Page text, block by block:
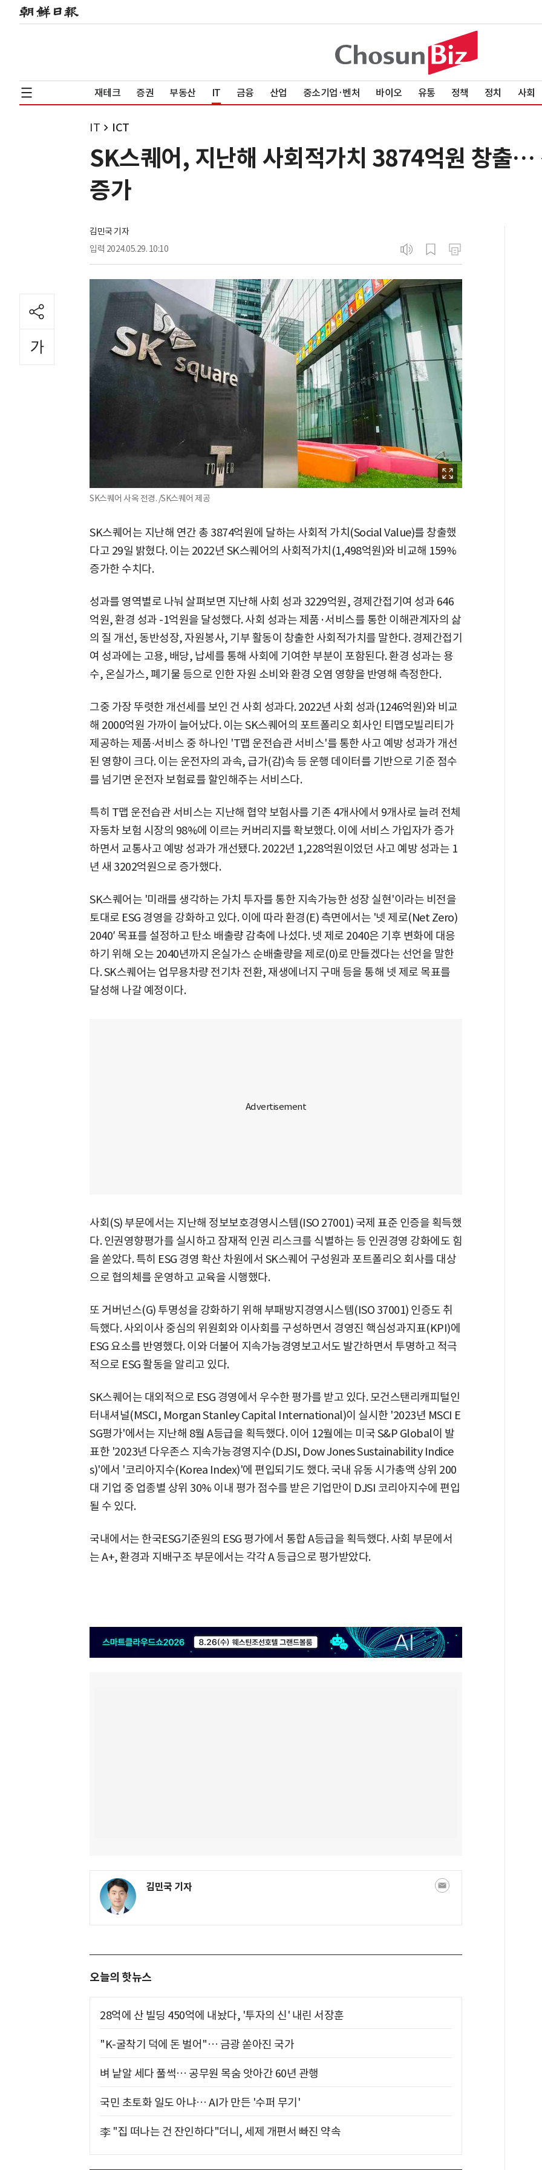
재테크 증권 부동산 IT 금융 산업 중소기업·벤처 바이오 유통 정책 정치 사회
IT ICT
SK스퀘어, 지난해 사회적가치 3874억원 창출
증가
김민국 기자
입력 2024.05.29. 10:10
SK스퀘어 사옥 전경. /SK스퀘어 제공
SK스퀘어는 지난해 연간 총 3874억원에 달하는 사회적 가치(Social Value)를 창출했
다고 29일 밝혔다. 이는 2022년 SK스퀘어의 사회적가치(1,498억원)와 비교해 159%
증가한 수치다.
성과를 영역별로 나눠 살펴보면 지난해 사회 성과 3229억원, 경제간접기여 성과 646
억원, 환경 성과 -1억원을 달성했다. 사회 성과는 제품·서비스를 통한 이해관계자의 삶
의 질 개선, 동반성장, 자원봉사, 기부 활동이 창출한 사회적가치를 말한다. 경제간접기
여 성과에는 고용, 배당, 납세를 통해 사회에 기여한 부분이 포함된다. 환경 성과는 용
수, 온실가스, 폐기물 등으로 인한 자원 소비와 환경 오염 영향을 반영해 측정한다.
그중 가장 뚜렷한 개선세를 보인 건 사회 성과다. 2022년 사회 성과(1246억원)와 비교
해 2000억원 가까이 늘어났다. 이는 SK스퀘어의 포트폴리오 회사인 티맵모빌리티가
제공하는 제품∙서비스 중 하나인 'T맵 운전습관 서비스'를 통한 사고 예방 성과가 개선
된 영향이 크다. 이는 운전자의 과속, 급가(감)속 등 운행 데이터를 기반으로 기준 점수
를 넘기면 운전자 보험료를 할인해주는 서비스다.
특히 T맵 운전습관 서비스는 지난해 협약 보험사를 기존 4개사에서 9개사로 늘려 전체
자동차 보험 시장의 98%에 이르는 커버리지를 확보했다. 이에 서비스 가입자가 증가
하면서 교통사고 예방 성과가 개선됐다. 2022년 1,228억원이었던 사고 예방 성과는 1
년 새 3202억원으로 증가했다.
SK스퀘어는 '미래를 생각하는 가치 투자를 통한 지속가능한 성장 실현'이라는 비전을
토대로 ESG 경영을 강화하고 있다. 이에 따라 환경(E) 측면에서는 '넷 제로(Net Zero)
2040′ 목표를 설정하고 탄소 배출량 감축에 나섰다. 넷 제로 2040은 기후 변화에 대응
하기 위해 오는 2040년까지 온실가스 순배출량을 제로(0)로 만들겠다는 선언을 말한
다. SK스퀘어는 업무용차량 전기차 전환, 재생에너지 구매 등을 통해 넷 제로 목표를
달성해 나갈 예정이다.
사회(S) 부문에서는 지난해 정보보호경영시스템(ISO 27001) 국제 표준 인증을 획득했
다. 인권영향평가를 실시하고 잠재적 인권 리스크를 식별하는 등 인권경영 강화에도 힘
을 쏟았다. 특히 ESG 경영 확산 차원에서 SK스퀘어 구성원과 포트폴리오 회사를 대상
으로 협의체를 운영하고 교육을 시행했다.
또 거버넌스(G) 투명성을 강화하기 위해 부패방지경영시스템(ISO 37001) 인증도 취
득했다. 사외이사 중심의 위원회와 이사회를 구성하면서 경영진 핵심성과지표(KPI)에
ESG 요소를 반영했다. 이와 더불어 지속가능경영보고서도 발간하면서 투명하고 적극
적으로 ESG 활동을 알리고 있다.
SK스퀘어는 대외적으로 ESG 경영에서 우수한 평가를 받고 있다. 모건스탠리캐피털인
터내셔널(MSCI, Morgan Stanley Capital International)이 실시한 '2023년 MSCI E
SG평가'에서는 지난해 8월 A등급을 획득했다. 이어 12월에는 미국 S&P Global이 발
표한 '2023년 다우존스 지속가능경영지수(DJSI, Dow Jones Sustainability Indice
s)'에서 '코리아지수(Korea Index)'에 편입되기도 했다. 국내 유동 시가총액 상위 200
대 기업 중 업종별 상위 30% 이내 평가 점수를 받은 기업만이 DJSI 코리아지수에 편입
될 수 있다.
국내에서는 한국ESG기준원의 ESG 평가에서 통합 A등급을 획득했다. 사회 부문에서
는 A+, 환경과 지배구조 부문에서는 각각 A 등급으로 평가받았다.
김민국 기자
오늘의 핫뉴스
28억에 산 빌딩 450억에 내놨다, '투자의 신' 내린 서장훈
"K-굴착기 덕에 돈 벌어"… 금광 쏟아진 국가
벼 낱알 세다 풀썩… 공무원 목숨 앗아간 60년 관행
국민 초토화 일도 아냐… AI가 만든 '수퍼 무기'
李 "집 떠나는 건 잔인하다"더니, 세제 개편서 빠진 약속